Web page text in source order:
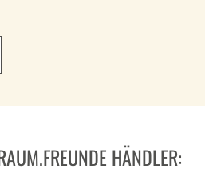
HÄNDLER: